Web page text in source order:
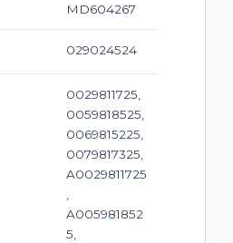
MD604267
029024524
0029811725,
0059818525,
0069815225,
0079817325,
A0029811725
A005981852
5,